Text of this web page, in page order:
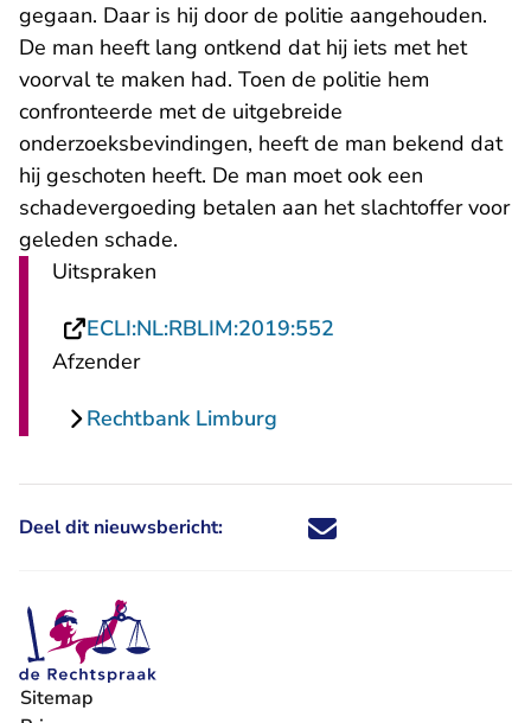
gegaan. Daar is hij door de politie aangehouden.
De man heeft lang ontkend dat hij iets met het
voorval te maken had. Toen de politie hem
confronteerde met de uitgebreide
onderzoeksbevindingen, heeft de man bekend dat
hij geschoten heeft. De man moet ook een
schadevergoeding betalen aan het slachtoffer voor
geleden schade.
Uitspraken
ECLI:NL:RBLIM:2019:552
Afzender
Rechtbank Limburg
Deel dit nieuwsbericht: Deel dit nieuwsbericht via X -
Deel dit nieuwsbericht via
Deel dit nieuwsbericht
Deel dit
Sitemap